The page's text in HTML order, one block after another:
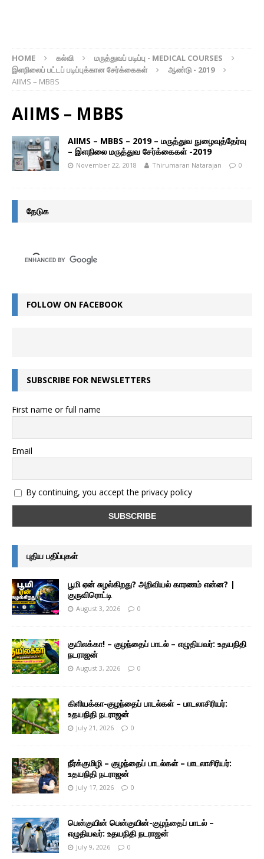
HOME கல்வி
மருத்துவப் படிப்பு - MEDICAL COURSES
இளநிலைப் பட்டப் படிப்புக்கான சேர்க்கைகள்
ஆண்டு - 2019
AIIMS – MBBS
AIIMS – MBBS
AIIMS – MBBS – 2019 – மருத்துவ நுழைவுத்தேர்வு
– இளநிலை மருத்துவ சேர்க்கைகள் -2019
November 22, 2018 Thirumaran Natarajan 0
தேடுக
FOLLOW ON FACEBOOK
SUBSCRIBE FOR NEWSLETTERS
First name or full name
Email
By continuing, you accept the privacy policy
புதிய பதிப்புகள்
பூமி ஏன் சுழல்கிறது? அறிவியல் காரணம் என்ன? |
குருவிரொட்டி
August 3, 2026 0
குயிலக்கா! – குழந்தைப் பாடல் – எழுதியவர்: உதயநிதி
நடராஜன்
August 3, 2026 0
கிளியக்கா-குழந்தைப் பாடல்கள் – பாடலாசிரியர்:
உதயநிதி நடராஜன்
July 21, 2026 0
நீர்க்குமிழி – குழந்தைப் பாடல்கள் – பாடலாசிரியர்:
உதயநிதி நடராஜன்
July 17, 2026 0
பென்குயின் பென்குயின்-குழந்தைப் பாடல் –
எழுதியவர்: உதயநிதி நடராஜன்
July 9, 2026 0